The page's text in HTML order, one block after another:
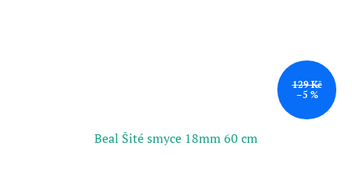
129 Kč
–5 %
Beal Šité smyce 18mm 60 cm